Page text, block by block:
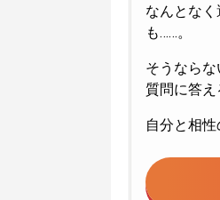
なんとな
も……。
そうなら
質問に答え
自分と相